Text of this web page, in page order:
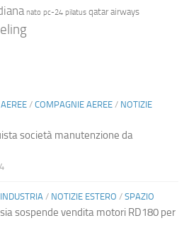
nato pc-24 pilatus qatar airways
/ COMPAGNIE AEREE / NOTIZIE
società manutenzione da
INDUSTRIA / NOTIZIE ESTERO / SPAZIO
sospende vendita motori RD180 per